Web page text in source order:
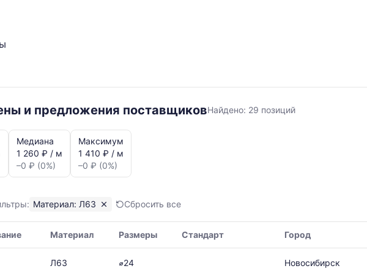
и предложения поставщиковЛ63
Найдено: 29 позиций
Медиана
1 260 ₽ / м
–0 ₽ (0%)
Максимум
1 410 ₽ / м
–0 ₽ (0%)
Материал: Л63 Сбросить все
Материал Размеры Стандарт Город
Л63 ⌀24 Новосибирск